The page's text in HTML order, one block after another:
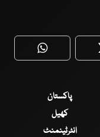
WhatsApp
پاکستان
کھیل
انٹرٹینمنٹ